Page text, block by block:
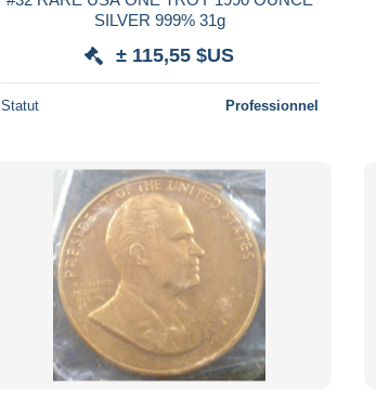
SILVER 999% 31g
± 115,55 $US
Statut Professionnel